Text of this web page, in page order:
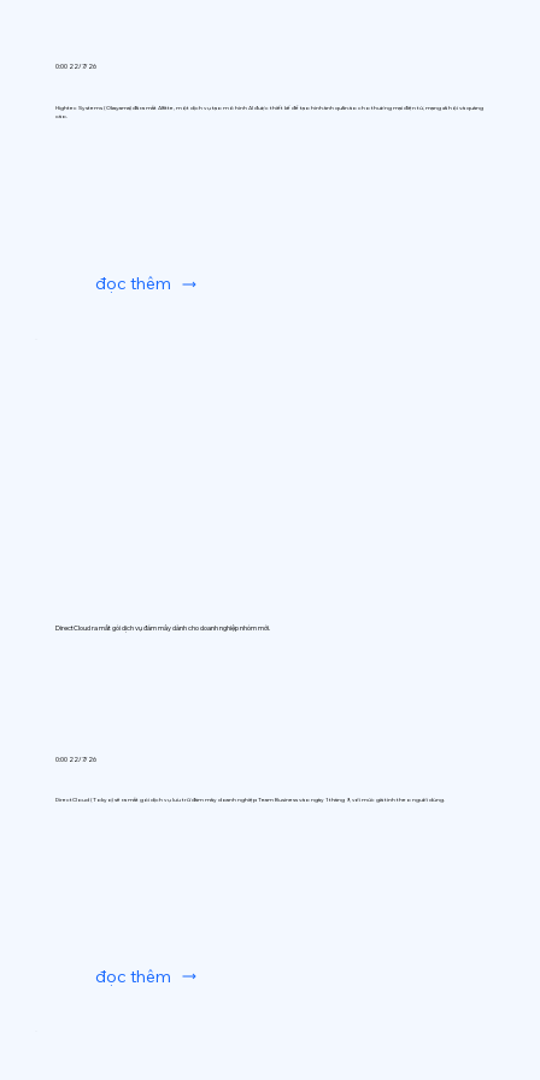
0:00 22/7/26
Hightec Systems (Okayama) đã ra mắt AIfitte, một dịch vụ tạo mô hình AI được thiết kế để tạo hình ảnh quần áo cho thương mại điện tử, mạng xã hội và quảng
cáo.
đọc thêm
DirectCloud ra mắt gói dịch vụ đám mây dành cho doanh nghiệp nhóm mới.
0:00 22/7/26
DirectCloud (Tokyo) sẽ ra mắt gói dịch vụ lưu trữ đám mây doanh nghiệp Team Business vào ngày 1 tháng 9, với mức giá tính theo người dùng.
đọc thêm